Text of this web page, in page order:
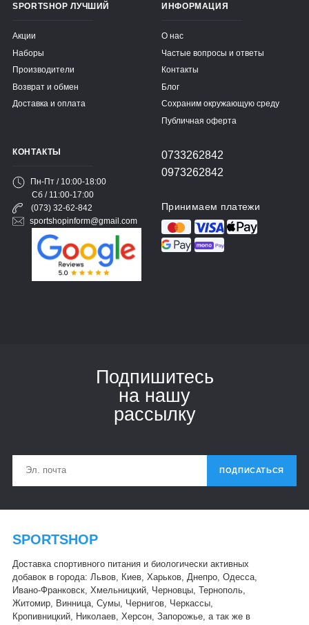
SPORTSHOP ЛУЧШИЙ
Акции
Наборы
Производители
Возврат и обмен
Доставка и оплата
ИНФОРМАЦИЯ
О нас
Частые вопросы и ответы
Контакты
Блог
Сохраним окружающую среду
Публичная оферта
КОНТАКТЫ
Пн-Пт / 10:00-18:00
Сб / 11:00-17:00
(073) 32-62-842
sportshopinform@gmail.com
0733262842
0973262842
Принимаем платежи
Подпишитесь
на нашу
рассылку
ПОДПИСАТЬСЯ
SPORTSHOP
Доставка спортивного питания и биологически активных
добавок в города: Львов, Киев, Харьков, Днепро, Одесса,
Ивано-Франковск, Хмельницкий, Черновцы, Тернополь,
Житомир, Винница, Сумы, Чернигов, Черкассы,
Кропивницкий, Николаев, Херсон, Запорожье, а так же в